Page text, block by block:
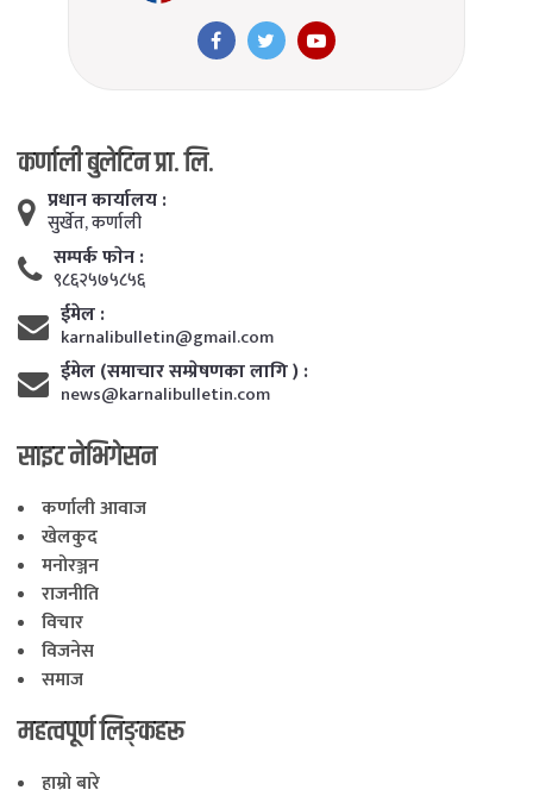
कर्णाली बुलेटिन प्रा. लि.
प्रधान कार्यालय :
सुर्खेत, कर्णाली
सम्पर्क फाेन :
९८६२५७५८५६
ईमेल :
karnalibulletin@gmail.com
ईमेल (समाचार सम्प्रेषणका लागि ) :
news@karnalibulletin.com
साइट नेभिगेसन
कर्णाली आवाज
खेलकुद
मनोरञ्जन
राजनीति
विचार
विजनेस
समाज
महत्वपूर्ण लिङ्कहरू
हाम्रो बारे